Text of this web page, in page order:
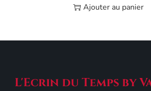
Ajouter au panier
L'Ecrin du Temps by